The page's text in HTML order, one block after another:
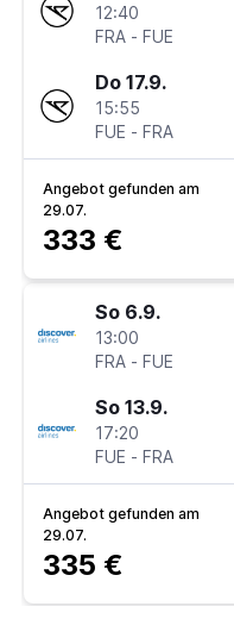
12:40
FRA - FUE
Do 17.9.
15:55
FUE - FRA
Angebot gefunden am
29.07.
333 €
So 6.9.
13:00
FRA - FUE
So 13.9.
17:20
FUE - FRA
Angebot gefunden am
29.07.
335 €